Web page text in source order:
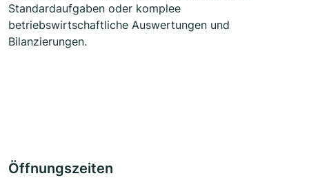
Standardaufgaben oder komplee
betriebswirtschaftliche Auswertungen und
Bilanzierungen.
Öffnungszeiten